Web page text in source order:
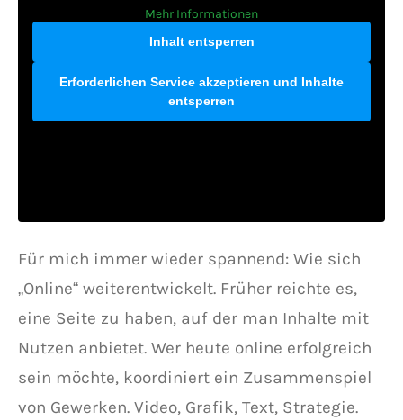
Mehr Informationen
Inhalt entsperren
Erforderlichen Service akzeptieren und Inhalte
entsperren
Für mich immer wieder spannend: Wie sich
„Online“ weiterentwickelt. Früher reichte es,
eine Seite zu haben, auf der man Inhalte mit
Nutzen anbietet. Wer heute online erfolgreich
sein möchte, koordiniert ein Zusammenspiel
von Gewerken. Video, Grafik, Text, Strategie.